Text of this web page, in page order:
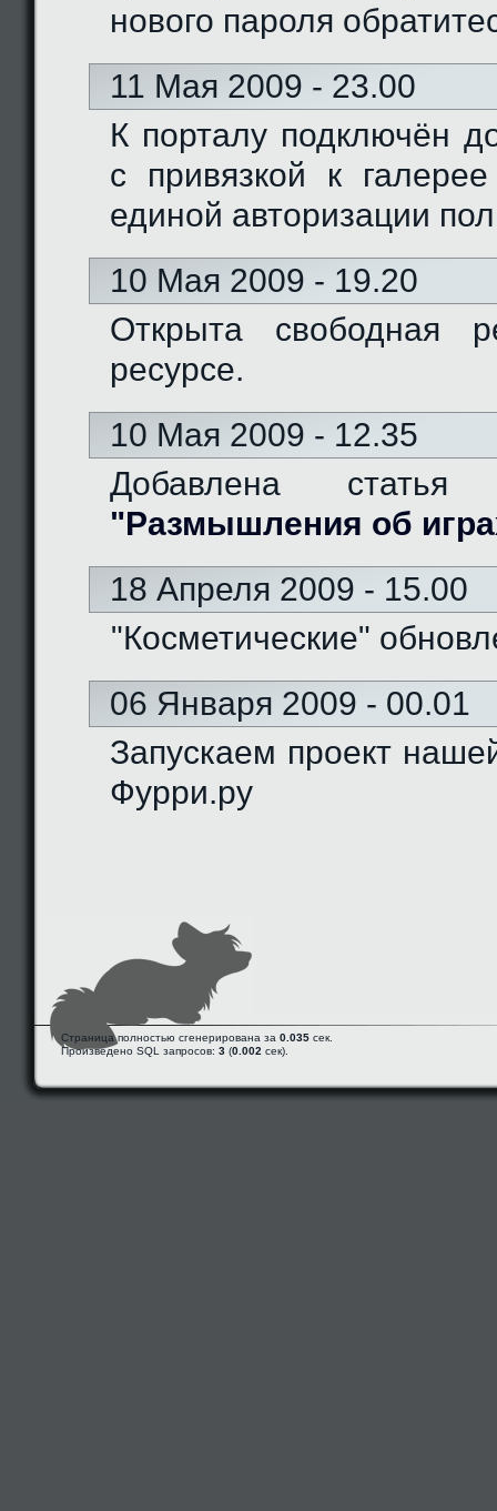
нового пароля
11 Мая 2009 - 23.00
К порталу подключён
с привязкой к
единой авторизации
10 Мая 2009 - 19.20
Открыта свободная
ресурсе.
10 Мая 2009 - 12.35
Добавлена
"Размышления об
18 Апреля 2009 - 15.00
"Косметические"
06 Января 2009 - 00.01
Запускаем проект
Фурри.ру
Страница полностью сгенерирована за 0.035 сек.
Произведено SQL запросов: 3 (0.002 сек).